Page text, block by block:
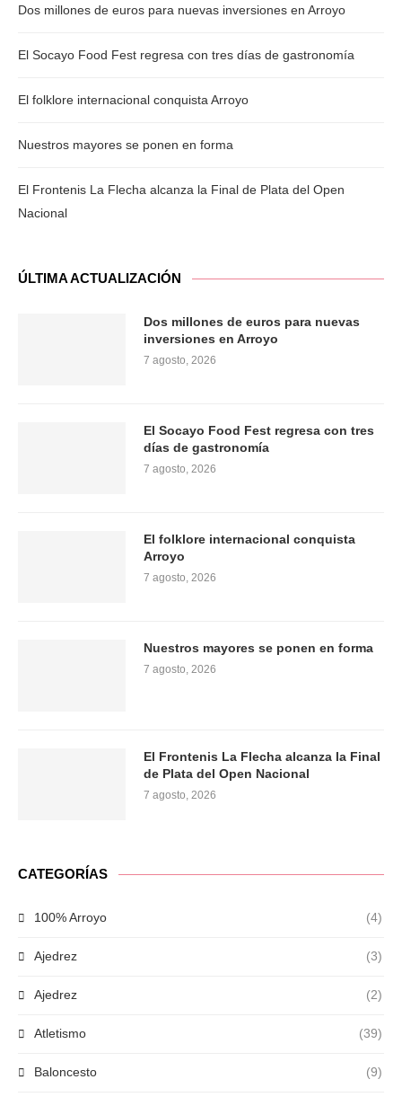
Dos millones de euros para nuevas inversiones en Arroyo
El Socayo Food Fest regresa con tres días de gastronomía
El folklore internacional conquista Arroyo
Nuestros mayores se ponen en forma
El Frontenis La Flecha alcanza la Final de Plata del Open
Nacional
ÚLTIMA ACTUALIZACIÓN
Dos millones de euros para nuevas
inversiones en Arroyo
7 agosto, 2026
El Socayo Food Fest regresa con tres
días de gastronomía
7 agosto, 2026
El folklore internacional conquista
Arroyo
7 agosto, 2026
Nuestros mayores se ponen en forma
7 agosto, 2026
El Frontenis La Flecha alcanza la Final
de Plata del Open Nacional
7 agosto, 2026
CATEGORÍAS
100% Arroyo (4)
Ajedrez (3)
Ajedrez (2)
Atletismo (39)
Baloncesto (9)